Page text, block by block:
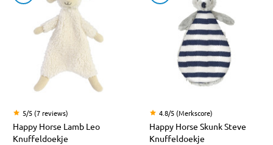
5/5 (7 reviews)
Happy Horse Lamb Leo
Knuffeldoekje
4.8/5 (Merkscore)
Happy Horse Skunk Steve
Knuffeldoekje